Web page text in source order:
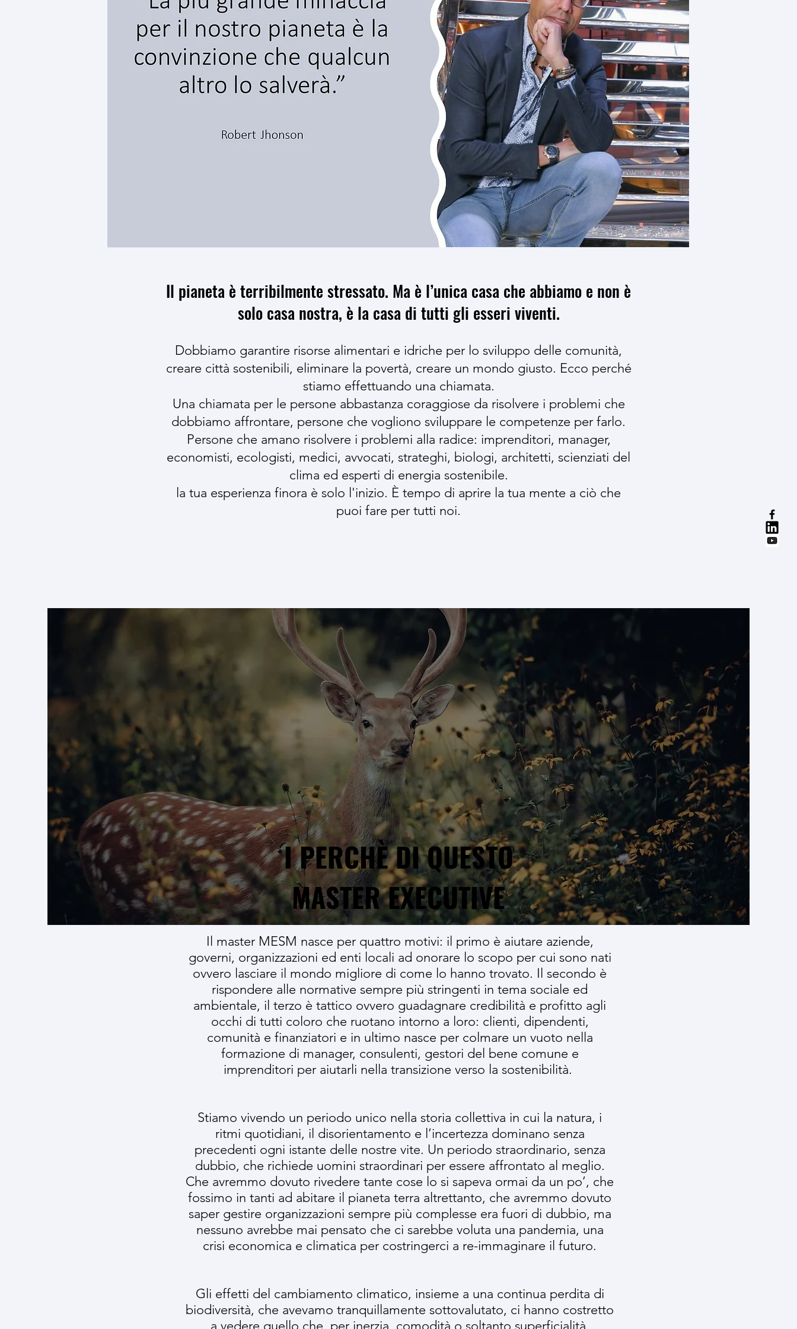
Il pianeta è terribilmente stressato. Ma è l’unica casa che abbiamo e non è
solo casa nostra, è la casa di tutti gli esseri viventi.
Dobbiamo garantire risorse alimentari e idriche per lo sviluppo delle comunità,
creare città sostenibili, eliminare la povertà, creare un mondo giusto. Ecco perché
stiamo effettuando una chiamata.
Una chiamata per le persone abbastanza coraggiose da risolvere i problemi che
dobbiamo affrontare, persone che vogliono sviluppare le competenze per farlo.
Persone che amano risolvere i problemi alla radice: imprenditori, manager,
economisti, ecologisti, medici, avvocati, strateghi, biologi, architetti, scienziati del
clima ed esperti di energia sostenibile.
la tua esperienza finora è solo l'inizio. È tempo di aprire la tua mente a ciò che
puoi fare per tutti noi.
I PERCHÈ DI QUESTO
MASTER EXECUTIVE
Il master MESM nasce per quattro motivi: il primo è aiutare aziende,
governi, organizzazioni ed enti locali ad onorare lo scopo per cui sono nati
ovvero lasciare il mondo migliore di come lo hanno trovato. Il secondo è
rispondere alle normative sempre più stringenti in tema sociale ed
ambientale, il terzo è tattico ovvero guadagnare credibilità e profitto agli
occhi di tutti coloro che ruotano intorno a loro: clienti, dipendenti,
comunità e finanziatori e in ultimo nasce per colmare un vuoto nella
formazione di manager, consulenti, gestori del bene comune e
imprenditori per aiutarli nella transizione verso la sostenibilità.
Stiamo vivendo un periodo unico nella storia collettiva in cui la natura, i
ritmi quotidiani, il disorientamento e l’incertezza dominano senza
precedenti ogni istante delle nostre vite. Un periodo straordinario, senza
dubbio, che richiede uomini straordinari per essere affrontato al meglio.
Che avremmo dovuto rivedere tante cose lo si sapeva ormai da un po’, che
fossimo in tanti ad abitare il pianeta terra altrettanto, che avremmo dovuto
saper gestire organizzazioni sempre più complesse era fuori di dubbio, ma
nessuno avrebbe mai pensato che ci sarebbe voluta una pandemia, una
crisi economica e climatica per costringerci a re-immaginare il futuro.
Gli effetti del cambiamento climatico, insieme a una continua perdita di
biodiversità, che avevamo tranquillamente sottovalutato, ci hanno costretto
a vedere quello che, per inerzia, comodità o soltanto superficialità,